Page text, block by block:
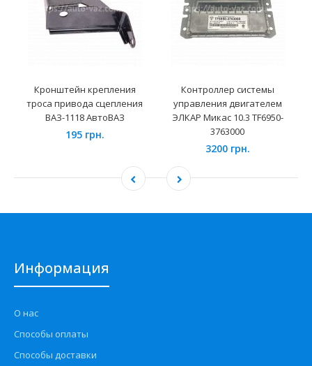
Кронштейн крепления
троса привода сцепления
ВАЗ-1118 АвтоВАЗ
195 грн.
Контроллер системы
управления двигателем
ЭЛКАР Микас 10.3 TF6950-
3763000
3200 грн.
Информация
О нас
Способы оплаты
Способы доставки